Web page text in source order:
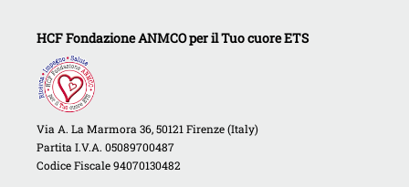
HCF Fondazione ANMCO per il Tuo cuore ETS
Via A. La Marmora 36, 50121 Firenze (Italy)
Partita I.V.A. 05089700487
Codice Fiscale 94070130482